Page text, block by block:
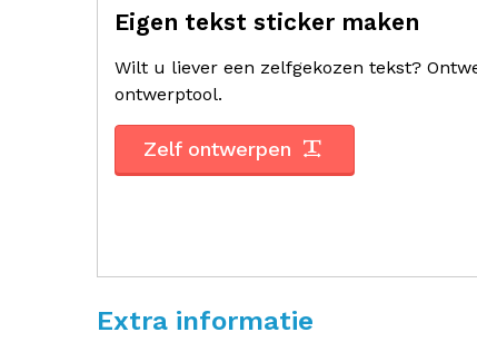
Eigen tekst sticker maken
Wilt u liever een zelfgekozen tekst?
ontwerptool.
Zelf ontwerpen
Extra informatie